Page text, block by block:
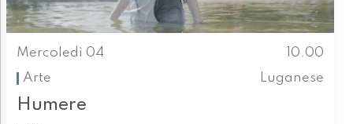
Mercoledì 04
10.00
Arte
Luganese
Humere